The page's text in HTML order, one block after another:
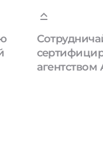
агентством